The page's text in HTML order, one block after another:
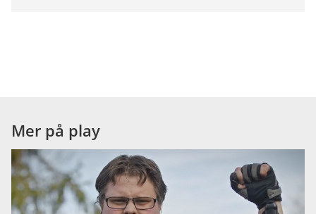
Mer på play